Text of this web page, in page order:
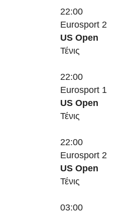
22:00
Eurosport 2
US Open
Τένις
22:00
Eurosport 1
US Open
Τένις
22:00
Eurosport 2
US Open
Τένις
03:00